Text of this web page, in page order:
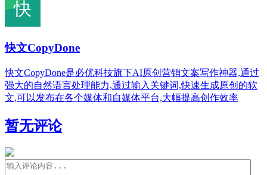
快文CopyDone
快文CopyDone是必优科技旗下AI原创营销文案写作神器,通过
强大的自然语言处理能力,通过输入关键词,快速生成原创的软
文,可以发布在各个媒体和自媒体平台,大幅提高创作效率
暂无评论